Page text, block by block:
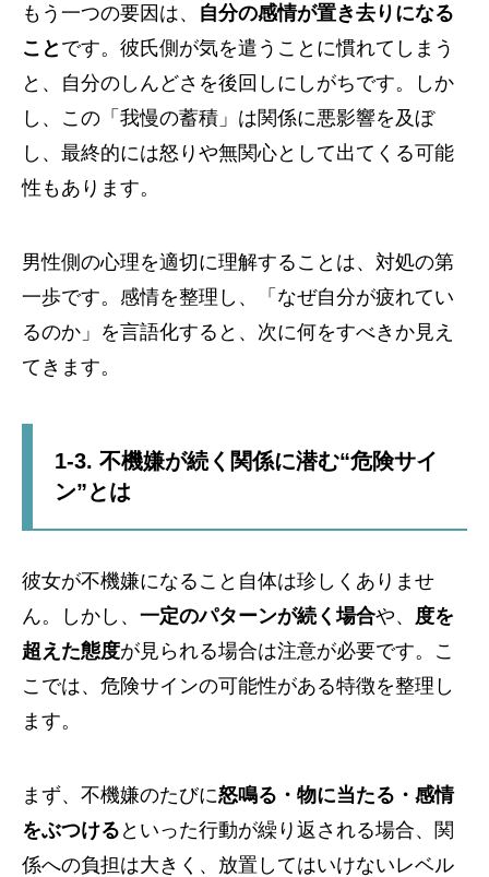
もう一つの要因は、 自分の感情が置き去りになる
こと です。彼氏側が気を遣うことに慣れてしまう
と、自分のしんどさを後回しにしがちです。しか
し、この「我慢の蓄積」は関係に悪影響を及ぼ
し、最終的には怒りや無関心として出てくる可能
性もあります。
男性側の心理を適切に理解することは、対処の第
一歩です。感情を整理し、「なぜ自分が疲れてい
るのか」を言語化すると、次に何をすべきか見え
てきます。
1-3. 不機嫌が続く関係に潜む“危険サイ
ン”とは
彼女が不機嫌になること自体は珍しくありませ
ん。しかし、 一定のパターンが続く場合や、 度を
超えた態度が見られる場合は注意が必要です。こ
こでは、危険サインの可能性がある特徴を整理し
ます。
まず、不機嫌のたびに怒鳴る・物に当たる・感情
をぶつける といった行動が繰り返される場合、関
係への負担は大きく、放置してはいけないレベル